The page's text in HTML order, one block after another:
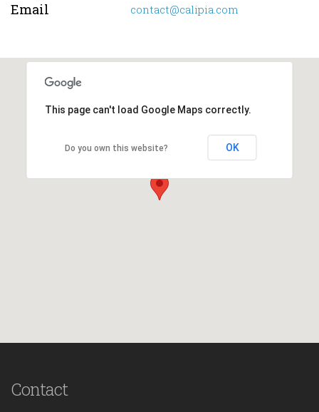
Email contact@calipia.com
This page can't load Google Maps correctly.
Do you own this website? OK
Contact